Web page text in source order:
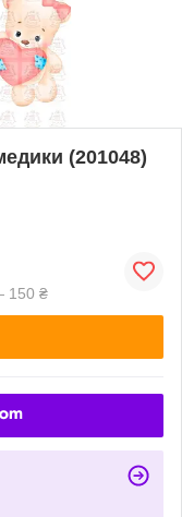
(201048)
150 ₴